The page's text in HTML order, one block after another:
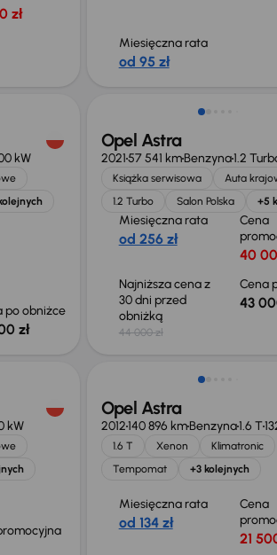
zł
Miesięczna rata
od 95 zł
kW
po obniżce
zł
Taniej o 1 000 zł
Opel Astra
202157 541 kmBenzyna1.2
Książka serwisowa
Auta
1.2 Turbo
Salon Polska +5
Miesięczna rata
od 256 zł
Cena
40
Najniższa cena z
30 dni przed
obniżką
44 000 zł
Cena
43
kW
Taniej o 1 000 zł
Opel Astra
2012140 896 kmBenzyna1.6 T
1.6 T Xenon
Klimatronic
Tempomat
+3 kolejnych
Miesięczna rata
od 134 zł
Cena
21